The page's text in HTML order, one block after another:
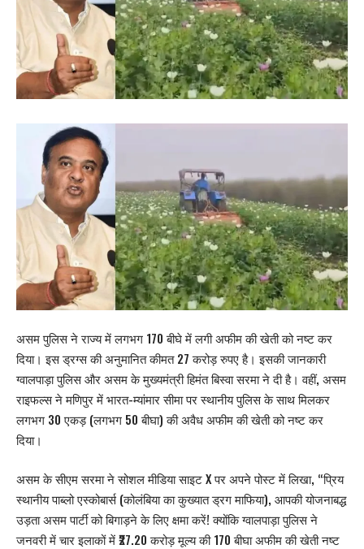
असम पुलिस ने राज्य में लगभग 170 बीघे में लगी अफीम की खेती को नष्ट कर
दिया। इस ड्रग्स की अनुमानित कीमत 27 करोड़ रुपए है। इसकी जानकारी
ग्वालपाड़ा पुलिस और असम के मुख्यमंत्री हिमंत बिस्वा सरमा ने दी है। वहीं, असम
राइफल्स नेमणिपुर मेंभारत-म्यांमार सीमा पर स्थानीय पुलिस के साथ मिलकर
लगभग 30 एकड़ (लगभग 50 बीघा) की अवैध अफीम की खेती को नष्ट कर
दिया।
असम के सीएम सरमा ने सोशल मीडिया साइट X पर अपने पोस्ट में लिखा, “प्रिय
स्थानीय पाब्लो एस्कोबार्स (कोलंबिया का कुख्यात ड्रग माफिया), आपकी योजनाबद्ध
उड़ता असम पार्टी को बिगाड़ने के लिए क्षमा करें! क्योंकि ग्वालपाड़ा पुलिस ने
जनवरी में चार इलाकों में ₹27.20 करोड़ मूल्य की 170 बीघा अफीम की खेती नष्ट